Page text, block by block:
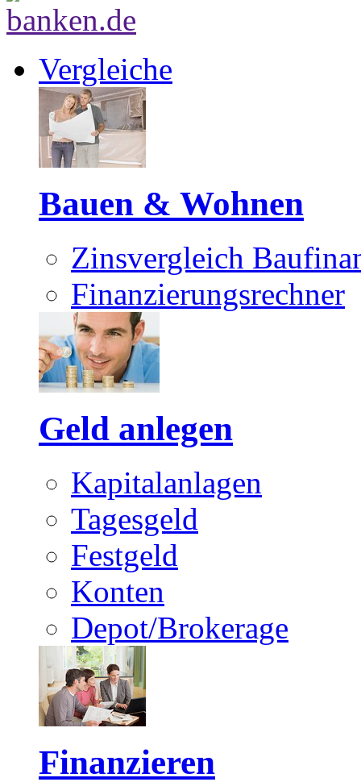
Vergleiche
Bauen & Wohnen
Zinsvergleich
Finanzierungsrechner
Geld anlegen
Kapitalanlagen
Tagesgeld
Festgeld
Konten
Depot/Brokerage
Finanzieren